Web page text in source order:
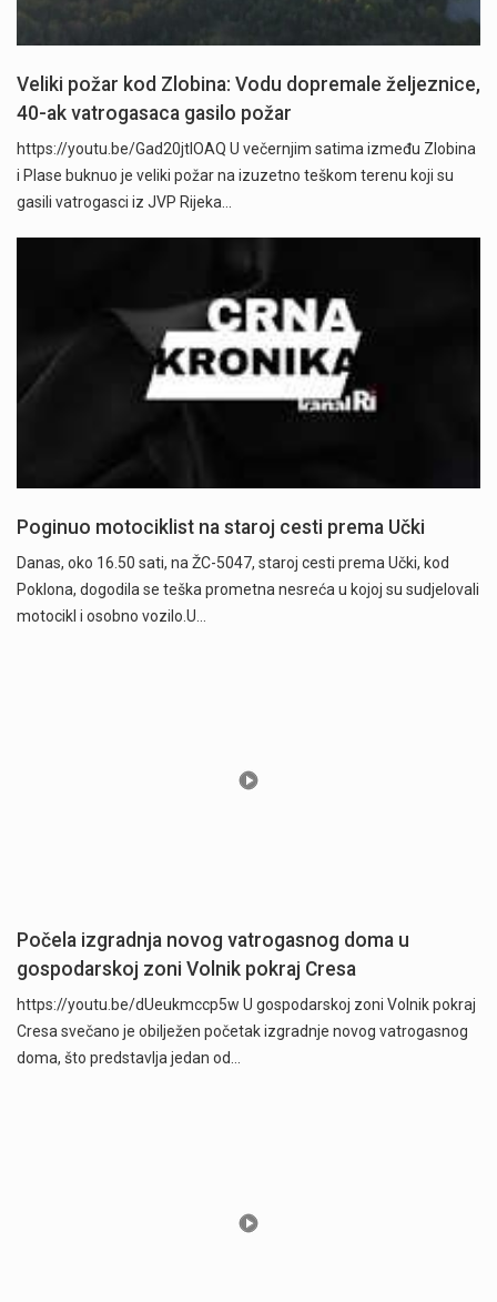
Veliki požar kod Zlobina: Vodu dopremale željeznice,
40-ak vatrogasaca gasilo požar
https://youtu.be/Gad20jtIOAQ U večernjim satima između Zlobina
i Plase buknuo je veliki požar na izuzetno teškom terenu koji su
gasili vatrogasci iz JVP Rijeka…
Poginuo motociklist na staroj cesti prema Učki
Danas, oko 16.50 sati, na ŽC-5047, staroj cesti prema Učki, kod
Poklona, dogodila se teška prometna nesreća u kojoj su sudjelovali
motocikl i osobno vozilo.U…
Počela izgradnja novog vatrogasnog doma u
gospodarskoj zoni Volnik pokraj Cresa
https://youtu.be/dUeukmccp5w U gospodarskoj zoni Volnik pokraj
Cresa svečano je obilježen početak izgradnje novog vatrogasnog
doma, što predstavlja jedan od…